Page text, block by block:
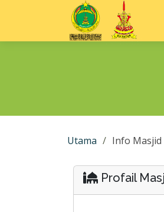
Utama Info Masjid
Profail